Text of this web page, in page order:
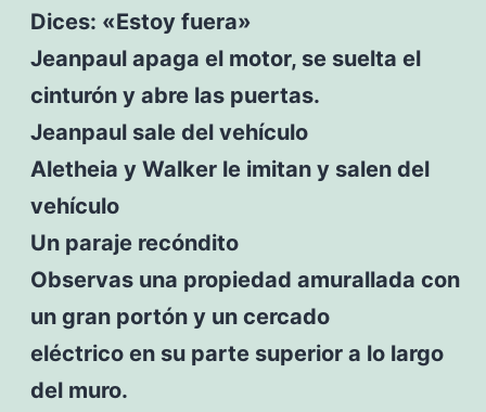
Dices: «Estoy fuera»
Jeanpaul apaga el motor, se suelta el
cinturón y abre las puertas.
Jeanpaul sale del vehículo
Aletheia y Walker le imitan y salen del
vehículo
Un paraje recóndito
Observas una propiedad amurallada con
un gran portón y un cercado
eléctrico en su parte superior a lo largo
del muro.